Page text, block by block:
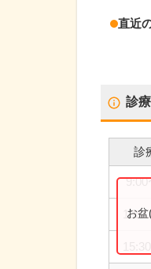
直近
診
診
9:00
10:00
お